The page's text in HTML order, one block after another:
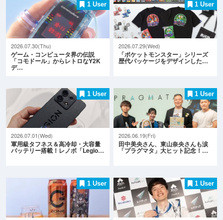
1 User
2026.07.30(Thu)
ゲーム・コンピュータ界の伝説
「コモドール」からレトロなY2K
デ…
1 User
2026.07.29(Wed)
「ポケットモンスター」シリーズ
歴代パッケージをデザインした…
1 User
2026.07.01(Wed)
軍用級タフネス＆高冷却・大容量
バッテリー搭載！レノボ「Legio…
1 User
2026.06.19(Fri)
田中美央さん、東山奈央さんも涙
「プラグマタ」大ヒット記念！…
1 User 1 User